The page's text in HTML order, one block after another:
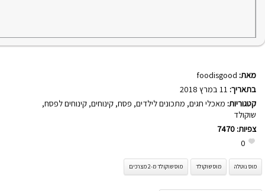
מאת: foodisgood
בתאריך:
קטגוריות: מאכלי חגים, מתכונים לילדים, פסח, קינוחים, קינוחים לפסח,
שוקולד
צפיות: 7470
0
מוס נוטלה מוס שוקולד מוס שוקולד מ-2 מצרכים